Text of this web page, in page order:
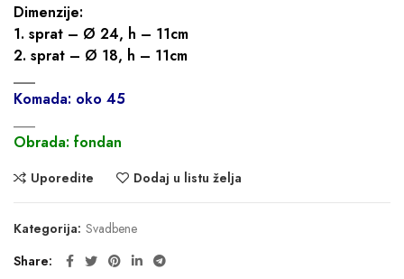
Dimenzije:
1. sprat – Ø 24, h – 11cm
2. sprat – Ø 18, h – 11cm
___
Komada: oko 45
Obrada: fondan
Uporedite Dodaj u listu želja
Kategorija: Svadbene
Share